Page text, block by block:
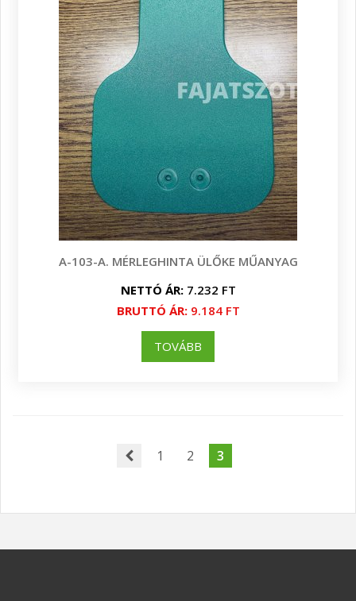
A-103-A. MÉRLEGHINTA ÜLŐKE MŰANYAG
NETTÓ ÁR:7.232 FT
BRUTTÓ ÁR:9.184 FT
TOVÁBB
1 2 3